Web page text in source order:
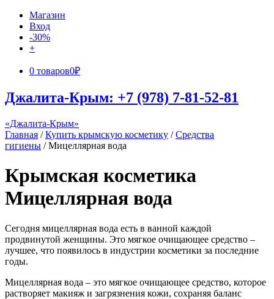
Магазин
Вход
-30%
+
0 товаров0₽
Джалита-Крым: +7 (978) 7-81-52-81
«Джалита-Крым»
Главная /Купить крымскую косметику /Средства
гигиены / Мицеллярная вода
Крымская косметика
Мицеллярная вода
Сегодня мицеллярная вода есть в ванной каждой
продвинутой женщины. Это мягкое очищающее средство –
лучшее, что появилось в индустрии косметики за последние
годы.
Мицеллярная вода – это мягкое очищающее средство, которое
растворяет макияж и загрязнения кожи, сохраняя баланс